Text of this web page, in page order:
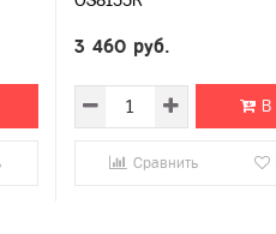
3 460 руб.
В
Сравнить